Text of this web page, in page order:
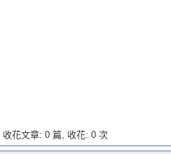
收花文章: 0 篇, 收花: 0 次